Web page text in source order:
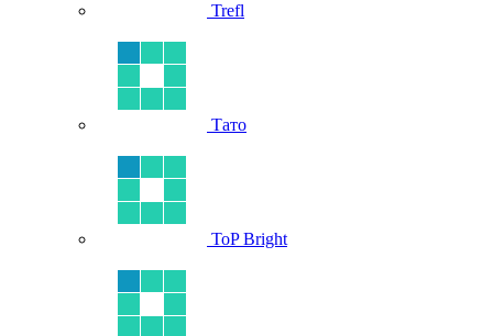
Trefl
Тато
ToP Bright